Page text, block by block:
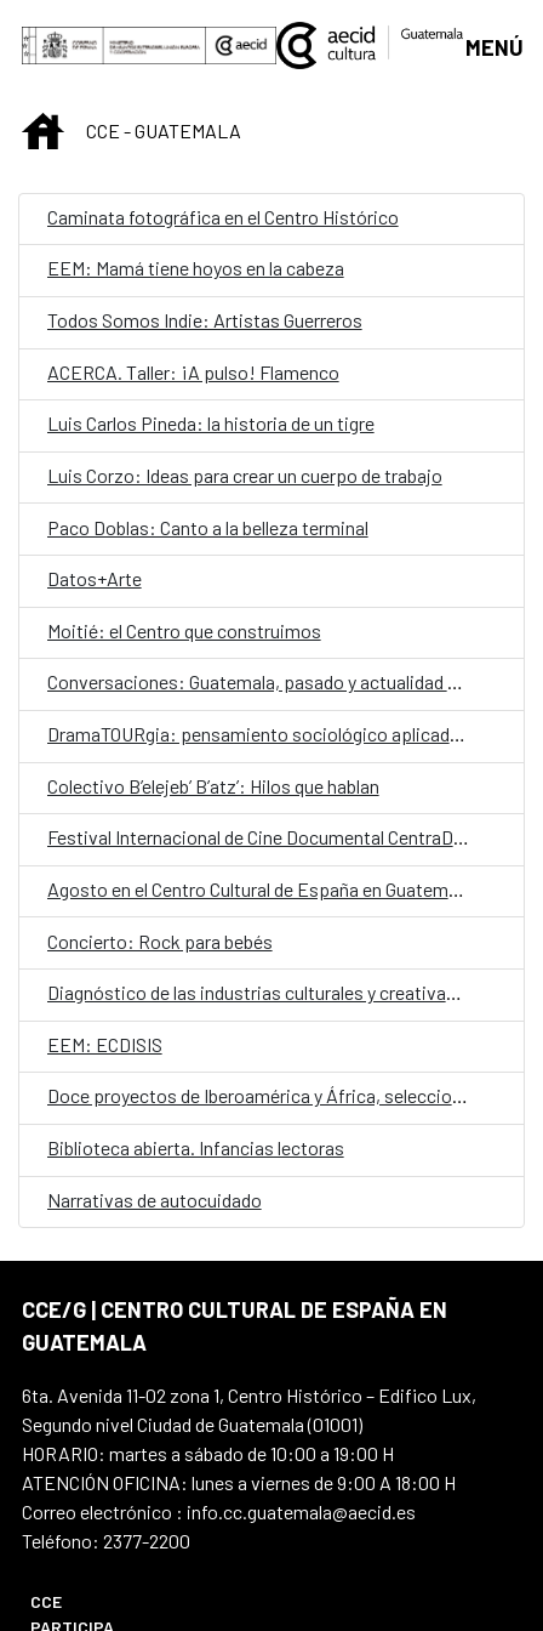
Saltar al contenido principal
MENÚ
INICIOCCE - GUATEMALA
Caminata fotográfica en el Centro Histórico
EEM: Mamá tiene hoyos en la cabeza
Todos Somos Indie: Artistas Guerreros
ACERCA. Taller: ¡A pulso! Flamenco
Luis Carlos Pineda: la historia de un tigre
Luis Corzo: Ideas para crear un cuerpo de trabajo
Paco Doblas: Canto a la belleza terminal
Datos+Arte
Moitié: el Centro que construimos
Conversaciones: Guatemala, pasado y actualidad en el valle de La Ermita
DramaTOURgia: pensamiento sociológico aplicado a la creación escénica
Colectivo B’elejeb’ B’atz’: Hilos que hablan
Festival Internacional de Cine Documental CentraDoc
Agosto en el Centro Cultural de España en Guatemala
Concierto: Rock para bebés
Diagnóstico de las industrias culturales y creativas en Guatemala
EEM: ECDISIS
Doce proyectos de Iberoamérica y África, seleccionados en la convocatoria E·CO/26: Sobre el tiempo
Biblioteca abierta. Infancias lectoras
Narrativas de autocuidado
CCE/G | CENTRO CULTURAL DE ESPAÑA EN
GUATEMALA
6ta. Avenida 11-02 zona 1, Centro Histórico – Edifico Lux,
Segundo nivel Ciudad de Guatemala (01001)
HORARIO: martes a sábado de 10:00 a 19:00 H
ATENCIÓN OFICINA: lunes a viernes de 9:00 A 18:00 H
Correo electrónico : info.cc.guatemala@aecid.es
Teléfono: 2377-2200
CCE